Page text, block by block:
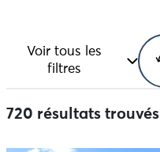
Voir tous les
filtres
720 résultats trouvés